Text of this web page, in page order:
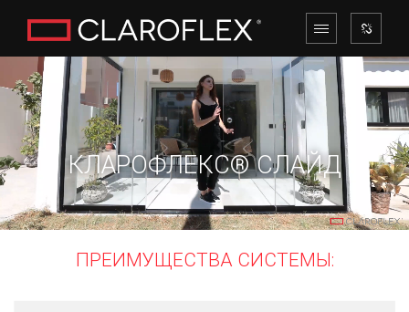
КЛАРОФЛЕКС® СЛАЙД
ПРЕИМУЩЕСТВА СИСТЕМЫ: